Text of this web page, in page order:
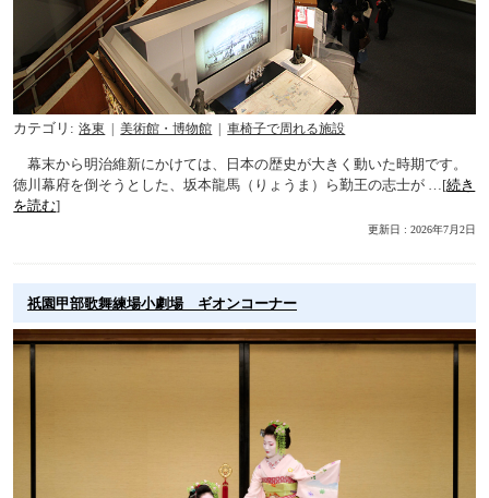
カテゴリ 洛東 美術館・博物館 車椅子で周れる施設
幕末から明治維新にかけては、日本の歴史が大きく動いた時期です。
徳川幕府を倒そうとした、坂本龍馬（りょうま）ら勤王の志士が …[続き
を読む]
更新日 : 2026年7月2日
祇󠄀園甲部歌舞練場小劇場 ギオンコーナー